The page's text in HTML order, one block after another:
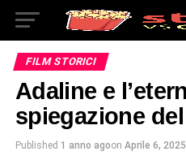
FILM STORICI
Adaline e
spiegazione
Published 1 anno agoon Aprile 6, 2025